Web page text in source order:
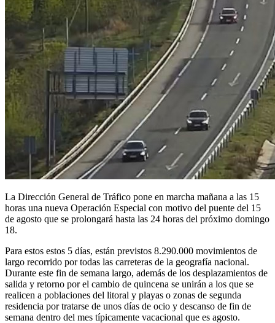
La Dirección General de Tráfico pone en marcha mañana a las 15
horas una nueva Operación Especial con motivo del puente del 15
de agosto que se prolongará hasta las 24 horas del próximo domingo
18.
Para estos estos 5 días, están previstos 8.290.000 movimientos de
largo recorrido por todas las carreteras de la geografía nacional.
Durante este fin de semana largo, además de los desplazamientos de
salida y retorno por el cambio de quincena se unirán a los que se
realicen a poblaciones del litoral y playas o zonas de segunda
residencia por tratarse de unos días de ocio y descanso de fin de
semana dentro del mes típicamente vacacional que es agosto.